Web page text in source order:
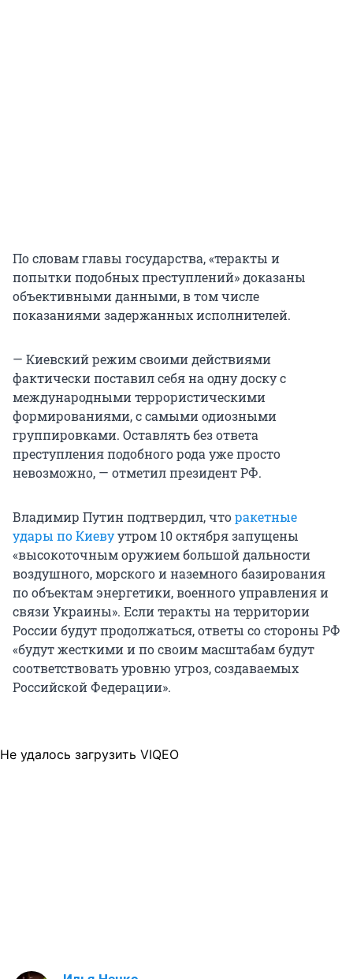
По словам главы государства, «теракты и
попытки подобных преступлений» доказаны
объективными данными, в том числе
показаниями задержанных исполнителей.
— Киевский режим своими действиями
фактически поставил себя на одну доску с
международными террористическими
формированиями, с самыми одиозными
группировками. Оставлять без ответа
преступления подобного рода уже просто
невозможно, — отметил президент РФ.
Владимир Путин подтвердил, чторакетные
удары по Киевуутром 10 октября запущены
«высокоточным оружием большой дальности
воздушного, морского и наземного базирования
по объектам энергетики, военного управления и
связи Украины». Если теракты на территории
России будут продолжаться, ответы со стороны РФ
«будут жесткими и по своим масштабам будут
соответствовать уровню угроз, создаваемых
Российской Федерации».
Не удалось загрузить VIQEO